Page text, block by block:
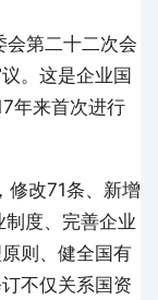
第二十二次会
。这是企业国
年来首次进行
修改71条、新增
度、完善企业
则、健全国有
不仅关系国资